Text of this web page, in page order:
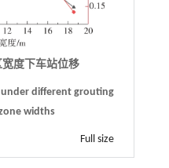
宽度下车站位移
under different grouting
widths
Full size